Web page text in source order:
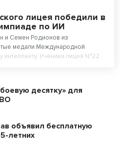
лицея победили в
по ИИ
и Семен Родионов из
медали Международной
интеллекту. Ученики лицея №22
десятку» для
объявил бесплатную
летних